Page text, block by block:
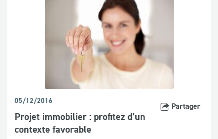
Partager
05/12/2016
Projet immobilier : profitez d’un
contexte favorable